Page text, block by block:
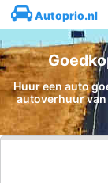
Autoprio.nl
Huur een auto
autoverhuur van